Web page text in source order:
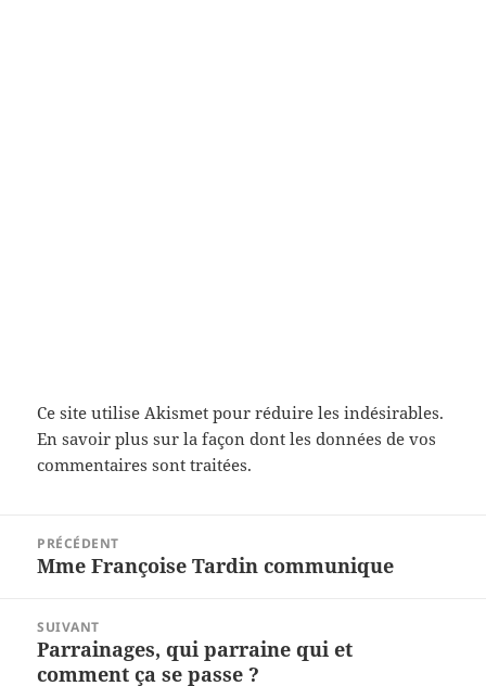
Ce site utilise Akismet pour réduire les indésirables.
En savoir plus sur la façon dont les données de vos
commentaires sont traitées.
l’article
PRÉCÉDENT
Article
Mme Françoise Tardin communique
SUIVANT
Article
suivant :
Parrainages, qui parraine qui et
comment ça se passe ?